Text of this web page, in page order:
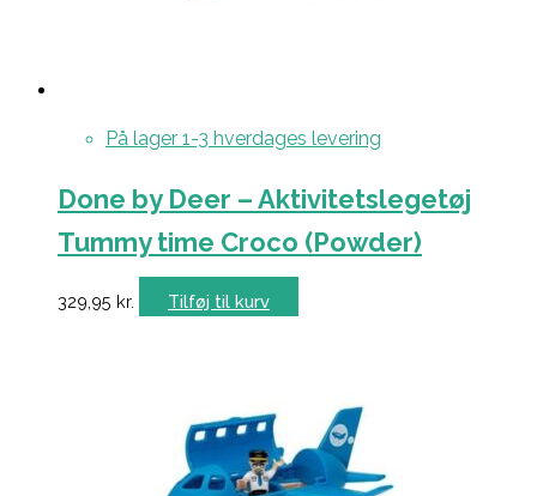
På lager 1-3 hverdages levering
Done by Deer – Aktivitetslegetøj
Tummy time Croco (Powder)
329,95 kr. Tilføj til kurv